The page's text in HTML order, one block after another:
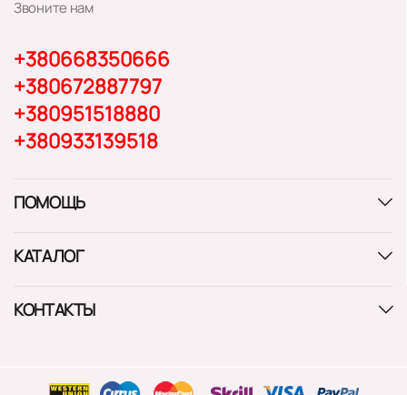
Звоните нам
+380668350666
+380672887797
+380951518880
+380933139518
ПОМОЩЬ
КАТАЛОГ
КОНТАКТЫ